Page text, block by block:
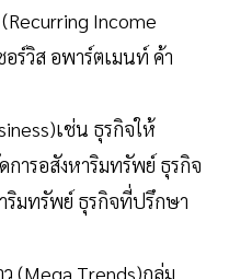
Income
อร์วิส อพาร์ตเมนท์ ค้า
เช่น ธุรกิจให้
การอสังหาริมทรัพย์ ธุรกิจ
ริมทรัพย์ ธุรกิจที่ปรึกษา
(Mega Trends)กลุ่ม